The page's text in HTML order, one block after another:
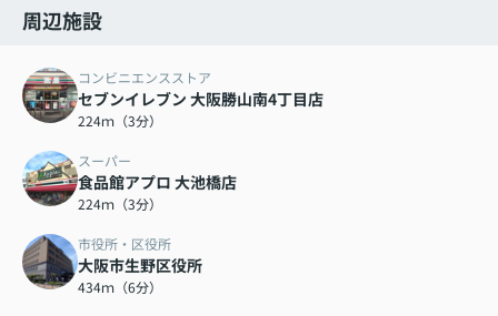
周辺施設
コンビニエンスストア
セブンイレブン 大阪勝山南4丁目店
224ｍ（3分）
スーパー
食品館アプロ 大池橋店
224ｍ（3分）
市役所・区役所
大阪市生野区役所
434ｍ（6分）